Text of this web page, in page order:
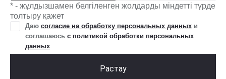
* - жұлдызшамен белгіленген жолдарды міндетті түрде
толтыру қажет
Даю согласие на обработку персональных данных
соглашаюсь с политикой обработки персональных
данных
Растау